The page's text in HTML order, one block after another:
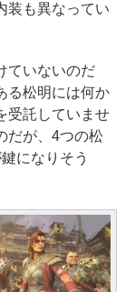
装も異なってい
ていないのだ
る松明には何か
受託していませ
だが、4つの松
になりそう